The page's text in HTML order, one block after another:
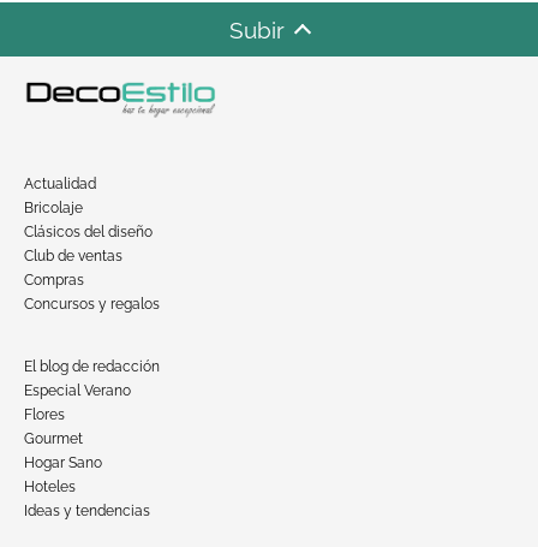
Subir
Actualidad
Bricolaje
Clásicos del diseño
Club de ventas
Compras
Concursos y regalos
El blog de redacción
Especial Verano
Flores
Gourmet
Hogar Sano
Hoteles
Ideas y tendencias